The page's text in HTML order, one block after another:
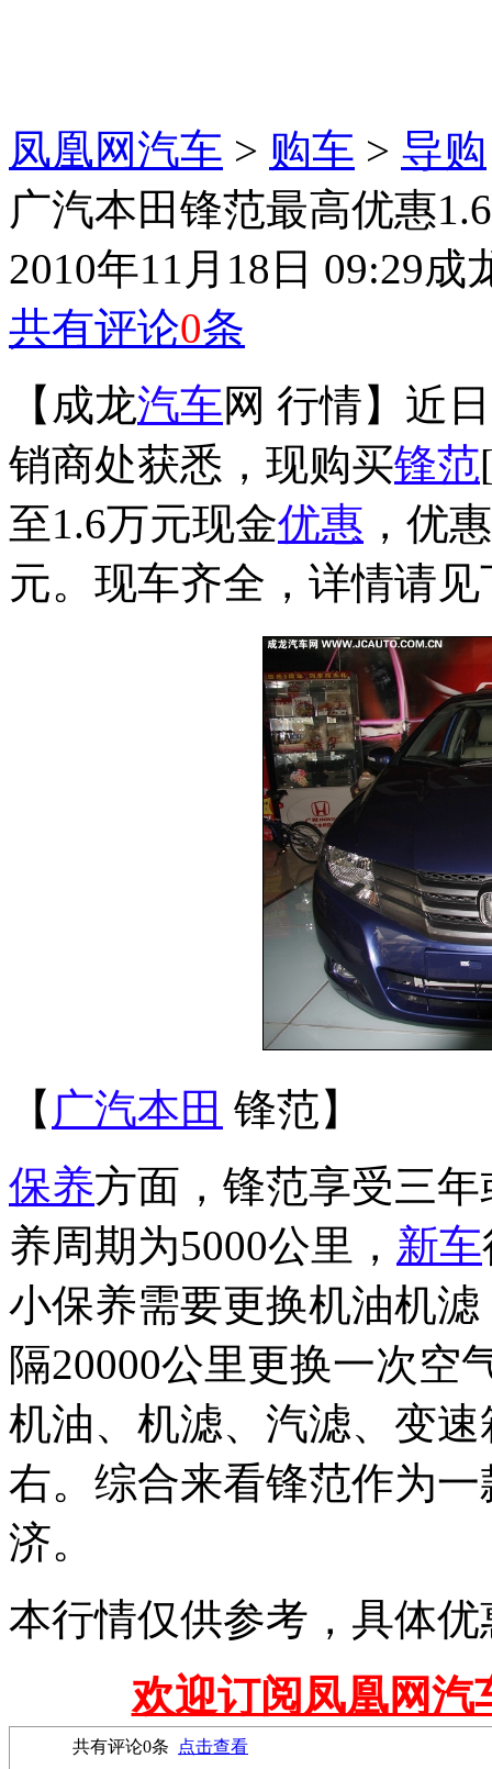
凤凰网汽车 > 购车 > 导购
广汽本田锋范最高优惠
2010年11月18日 09:29成
共有评论0条
【成龙汽车网 行情】近
销商处获悉，现购买锋范
至1.6万元现金优惠 ，优
元。现车齐全，详情请见
【 广汽本田 锋范】
保养方面，锋范享受三
养周期为5000公里， 新车
小保养需要更换机油机
隔20000公里更换一次空
机油、机滤、汽滤、变
右。综合来看锋范作为
济。
本行情仅供参考，具体
欢迎订阅凤凰网汽
共有评论0条
点击查看